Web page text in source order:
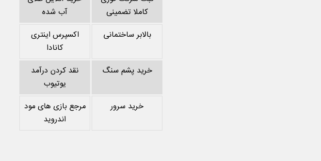
کاملا تضمینی
آب شده
بالابر ساختمانی
اکسپرس اینتری
کانادا
خرید پشم سنگ
نقد کردن درآمد
یوتیوب
خرید سرور
مرجع بازی های مود
اندروید